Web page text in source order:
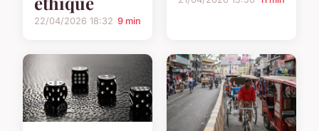
22/04/2026 18:32 9 min